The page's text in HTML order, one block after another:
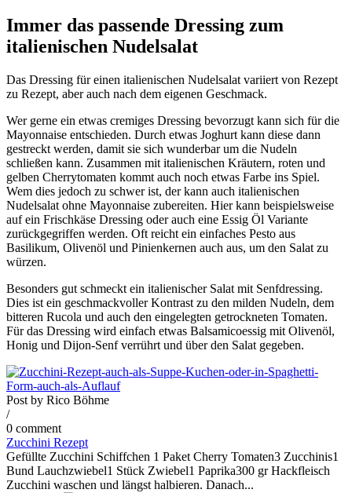
Immer das passende Dressing zum
italienischen Nudelsalat
Das Dressing für einen italienischen Nudelsalat variiert von Rezept
zu Rezept, aber auch nach dem eigenen Geschmack.
Wer gerne ein etwas cremiges Dressing bevorzugt kann sich für die
Mayonnaise entschieden. Durch etwas Joghurt kann diese dann
gestreckt werden, damit sie sich wunderbar um die Nudeln
schließen kann. Zusammen mit italienischen Kräutern, roten und
gelben Cherrytomaten kommt auch noch etwas Farbe ins Spiel.
Wem dies jedoch zu schwer ist, der kann auch italienischen
Nudelsalat ohne Mayonnaise zubereiten. Hier kann beispielsweise
auf ein Frischkäse Dressing oder auch eine Essig Öl Variante
zurückgegriffen werden. Oft reicht ein einfaches Pesto aus
Basilikum, Olivenöl und Pinienkernen auch aus, um den Salat zu
würzen.
Besonders gut schmeckt ein italienischer Salat mit Senfdressing.
Dies ist ein geschmackvoller Kontrast zu den milden Nudeln, dem
bitteren Rucola und auch den eingelegten getrockneten Tomaten.
Für das Dressing wird einfach etwas Balsamicoessig mit Olivenöl,
Honig und Dijon-Senf verrührt und über den Salat gegeben.
Post by Rico Böhme
/
0 comment
Zucchini Rezept
Gefüllte Zucchini Schiffchen 1 Paket Cherry Tomaten3 Zucchinis1
Bund Lauchzwiebel1 Stück Zwiebel1 Paprika300 gr Hackfleisch
Zucchini waschen und längst halbieren. Danach...